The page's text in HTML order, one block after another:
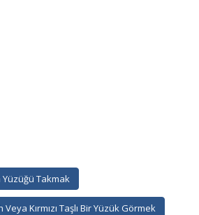
Takmak
Kırmızı Taşlı Bir Yüzük Görmek